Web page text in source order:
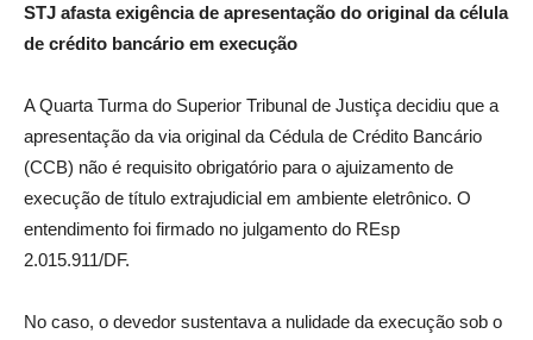
STJ afasta exigência de apresentação do original da célula
de crédito bancário em execução
A Quarta Turma do Superior Tribunal de Justiça decidiu que a
apresentação da via original da Cédula de Crédito Bancário
(CCB) não é requisito obrigatório para o ajuizamento de
execução de título extrajudicial em ambiente eletrônico. O
entendimento foi firmado no julgamento do REsp
2.015.911/DF.
No caso, o devedor sustentava a nulidade da execução sob o